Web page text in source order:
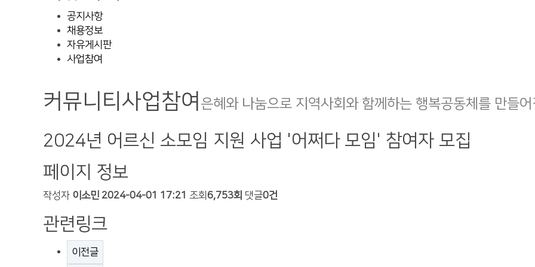
공지사항
채용정보
자유게시판
사업참여
커뮤니티 사업참여 은혜와 나눔으로 지역사회와 함께하는 행복공동체를 만들
2024년 어르신 소모임 지원 사업 '어쩌다 모임' 참여자 모집
페이지 정보
작성자 이소민 2024-04-01 17:21 조회 6,753회 댓글0건
관련링크
이전글